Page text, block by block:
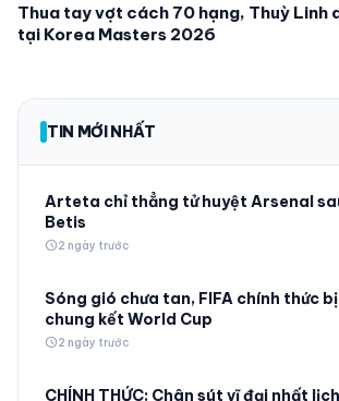
Thua tay vợt cách 70 hạng, Thuỳ Linh
tại Korea Masters 2026
TIN MỚI NHẤT
Arteta chỉ thẳng tử huyệt Arsenal
Betis
schedule2 ngày trước
Sóng gió chưa tan, FIFA chính thức
chung kết World Cup
schedule2 ngày trước
CHÍNH THỨC: Chân sút vĩ đại nhất